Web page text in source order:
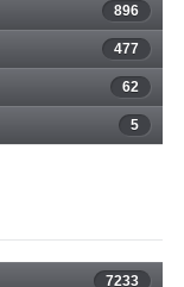
896
477
62
5
7233